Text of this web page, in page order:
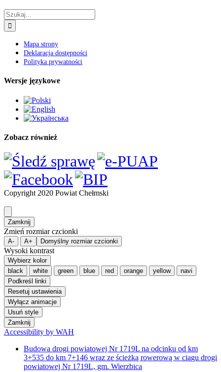
Copyright 2020 Powiat Chełmski
Zmień rozmiar czcionki
Wysoki kontrast
Wybierz kolor
black
white green
Resetuj ustawienia
Wyłącz animacje
Usuń style
Zamknij
Accessibility by WAH
Budowa drogi powiatowej Nr 1719L na odcinku od km
powiatowej Nr 1719L, gm. Wierzbica
Cyberbezpieczeństwo – informacje
Deklaracja dostępności
Dla mieszkańca
Aplikacja ePowiat Chełmski
Chełmski
Kalendarz Imprez
Nieodpłatna Pomoc Prawna
Promocja Zdrowia
Rzecznik konsumentów dla Miasta Chełm i Powiatu
Alarmy i Ostrzeżenia
Powiatowy Zespół Zarządzania Kryzysowego
Telefony Alarmowe
Dla turysty